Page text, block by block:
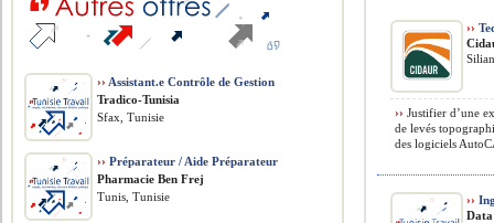
››
›› Justifier d’une
de levés
des logiciels
››
›› Assistant.e Contrôle de Gestion
Tradico-Tunisia
Sfax, Tunisie
›› Préparateur / Aide Préparateur
Pharmacie Ben Frej
Tunis, Tunisie